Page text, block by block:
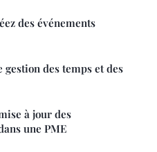
des événements
des temps et des
à jour des
une PME